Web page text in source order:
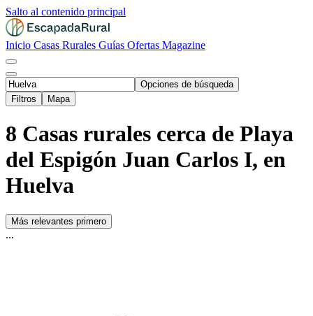
Salto al contenido principal
Inicio Casas Rurales Guías Ofertas Magazine
Opciones de búsqueda
Filtros
Mapa
8 Casas rurales cerca de Playa
del Espigón Juan Carlos I, en
Huelva
Más relevantes primero
...